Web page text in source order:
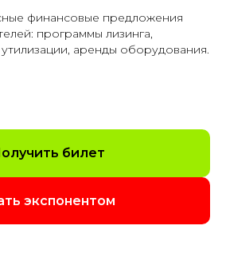
финансовые предложения
программы лизинга,
аренды оборудования.
билет
экспонентом